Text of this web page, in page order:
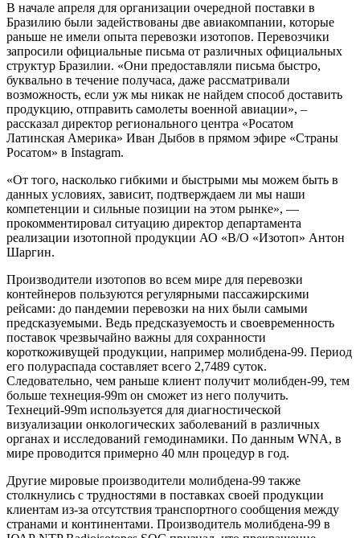
В начале апреля для организации очередной поставки в
Бразилию были задействованы две авиакомпании, которые
раньше не имели опыта перевозки изотопов. Перевозчики
запросили официальные письма от различных официальных
структур Бразилии. «Они предоставляли письма быстро,
буквально в течение получаса, даже рассматривали
возможность, если уж мы никак не найдем способ доставить
продукцию, отправить самолеты военной авиации», –
рассказал директор регионального центра «Росатом
Латинская Америка» Иван Дыбов в прямом эфире «Страны
Росатом» в Instagram.
«От того, насколько гибкими и быстрыми мы можем быть в
данных условиях, зависит, подтверждаем ли мы наши
компетенции и сильные позиции на этом рынке», —
прокомментировал ситуацию директор департамента
реализации изотопной продукции АО «В/О «Изотоп» Антон
Шаргин.
Производители изотопов во всем мире для перевозки
контейнеров пользуются регулярными пассажирскими
рейсами: до пандемии перевозки на них были самыми
предсказуемыми. Ведь предсказуемость и своевременность
поставок чрезвычайно важны для сохранности
короткоживущей продукции, например молибдена-99. Период
его полураспада составляет всего 2,7489 суток.
Следовательно, чем раньше клиент получит молибден-99, тем
больше технеция-99m он сможет из него получить.
Технеций-99m используется для диагностической
визуализации онкологических заболеваний в различных
органах и исследований гемодинамики. По данным WNA, в
мире проводится примерно 40 млн процедур в год.
Другие мировые производители молибдена-99 также
столкнулись с трудностями в поставках своей продукции
клиентам из-за отсутствия транспортного сообщения между
странами и континентами. Производитель молибдена-99 в